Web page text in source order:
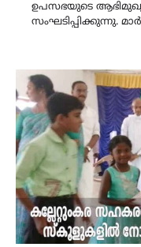
ഉപസഭയുടെ
സംഘടിപ്പിക്കുന്നു.